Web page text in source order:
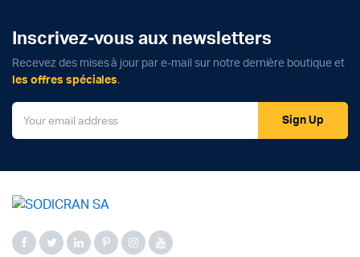
Inscrivez-vous aux newsletters
Recevez des mises à jour par e-mail sur notre dernière boutique et
les offres spéciales.
Sign Up